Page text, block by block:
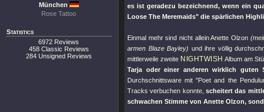
München
Rose Tattoo
Statistics
6972 Reviews
458 Classic Reviews
284 Unsigned Reviews
es ist geradezu bezeichnend, wenn ein
Loose The Meremaids" die spärlichen
Einmal mehr sind nicht allein Anette Olzon
armen Blaze Bayley) und ihre völlig
mittlerweile zweite NIGHTWISH Album am
Tarja oder einer anderen wirklich guten
Durchschnittsware mit"Poet and the
Tracks verbuchen konnte,scheitert das
schwachen Stimme von Anette Olzon,